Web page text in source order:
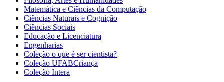
Matemática e Ciências da Computação
Ciências Naturais e Cognição
Ciências Sociais
Educação e Licenciatura
Engenharias
Coleção o que é ser cientista?
Coleção UFABCriança
Coleção Intera